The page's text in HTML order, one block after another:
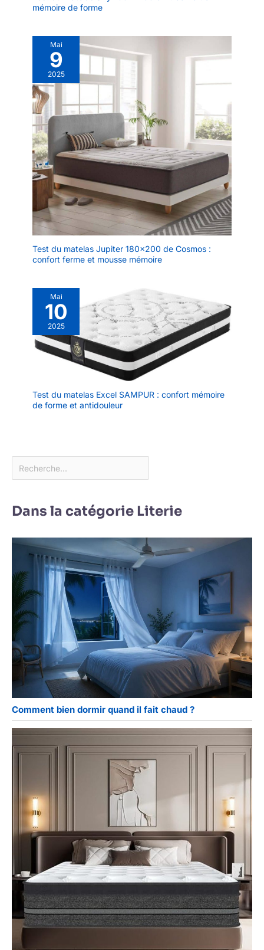
mémoire de forme
Mai
9
2025
Test du matelas Jupiter 180×200 de Cosmos :
confort ferme et mousse mémoire
Mai
10
2025
Test du matelas Excel SAMPUR : confort mémoire
de forme et antidouleur
Dans la catégorie Literie
Comment bien dormir quand il fait chaud ?